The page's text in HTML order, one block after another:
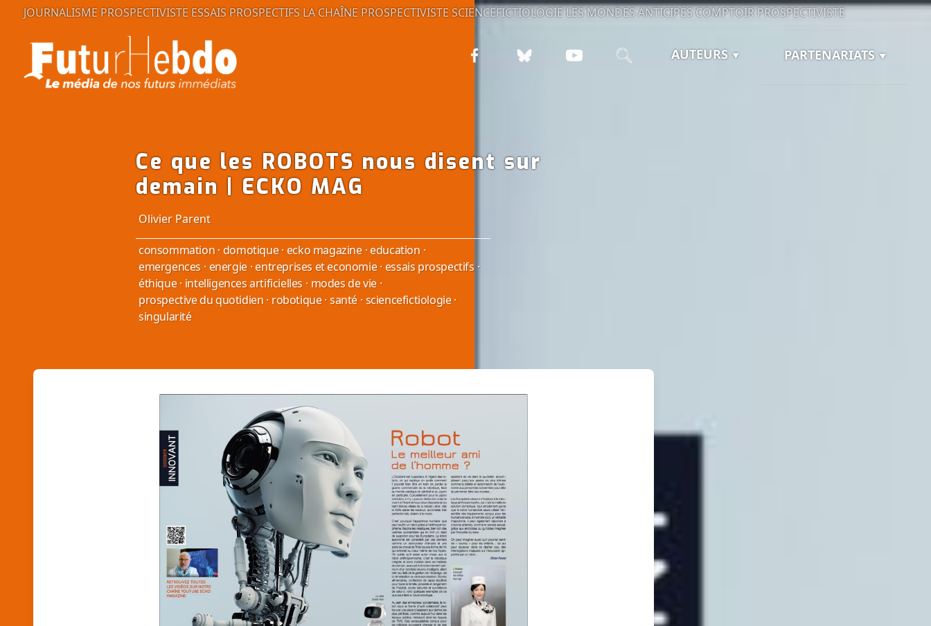
JOURNALISME PROSPECTIVISTE ESSAIS PROSPECTIFSLA CHAÎNE PROSPECTIVISTE SCIENCEFICTIOLOGIE LES MONDES ANTICIPÉSCOMPTOIR PROSPECTIVISTE
AUTEURS PARTENARIATS
Ce que les ROBOTS nous disent sur
demain | ECKO MAG
Olivier Parent
consommation ·domotique ·ecko magazine ·education ·
emergences ·energie ·entreprises et economie ·essais prospectifs ·
éthique · intelligences artificielles · modes de vie ·
prospective du quotidien · robotique ·santé ·sciencefictiologie ·
singularité